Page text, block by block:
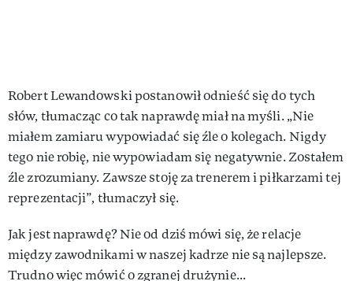
Robert Lewandowski postanowił odnieść się do tych
słów, tłumacząc co tak naprawdę miał na myśli. „Nie
miałem zamiaru wypowiadać się źle o kolegach. Nigdy
tego nie robię, nie wypowiadam się negatywnie. Zostałem
źle zrozumiany. Zawsze stoję za trenerem i piłkarzami tej
reprezentacji”, tłumaczył się.
Jak jest naprawdę? Nie od dziś mówi się, że relacje
między zawodnikami w naszej kadrze nie są najlepsze.
Trudno więc mówić o zgranej drużynie...